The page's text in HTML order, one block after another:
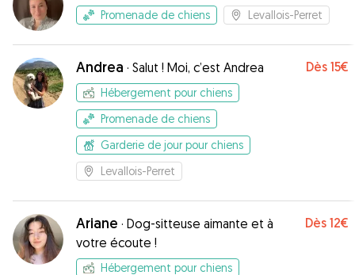
Promenade de chiens Levallois-Perret
Andrea · Salut ! Moi, c’est Andrea Dès 15€
Hébergement pour chiens
Promenade de chiens
Garderie de jour pour chiens
Levallois-Perret
Ariane · Dog-sitteuse aimante et à
votre écoute !
Dès 12€
Hébergement pour chiens